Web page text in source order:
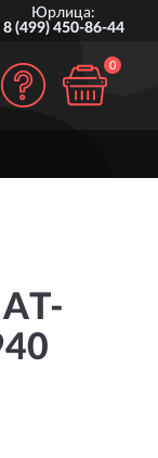
Юрлица:
8 (499) 450-86-44
0